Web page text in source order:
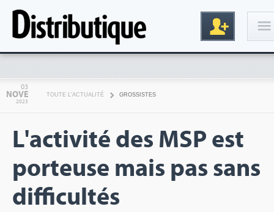
03
NOVE
2023
TOUTE L'ACTUALITÉ GROSSISTES
L'activité des MSP est
porteuse mais pas sans
difficultés